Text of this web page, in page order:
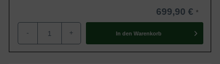
699,90 €
- + In den Warenkorb